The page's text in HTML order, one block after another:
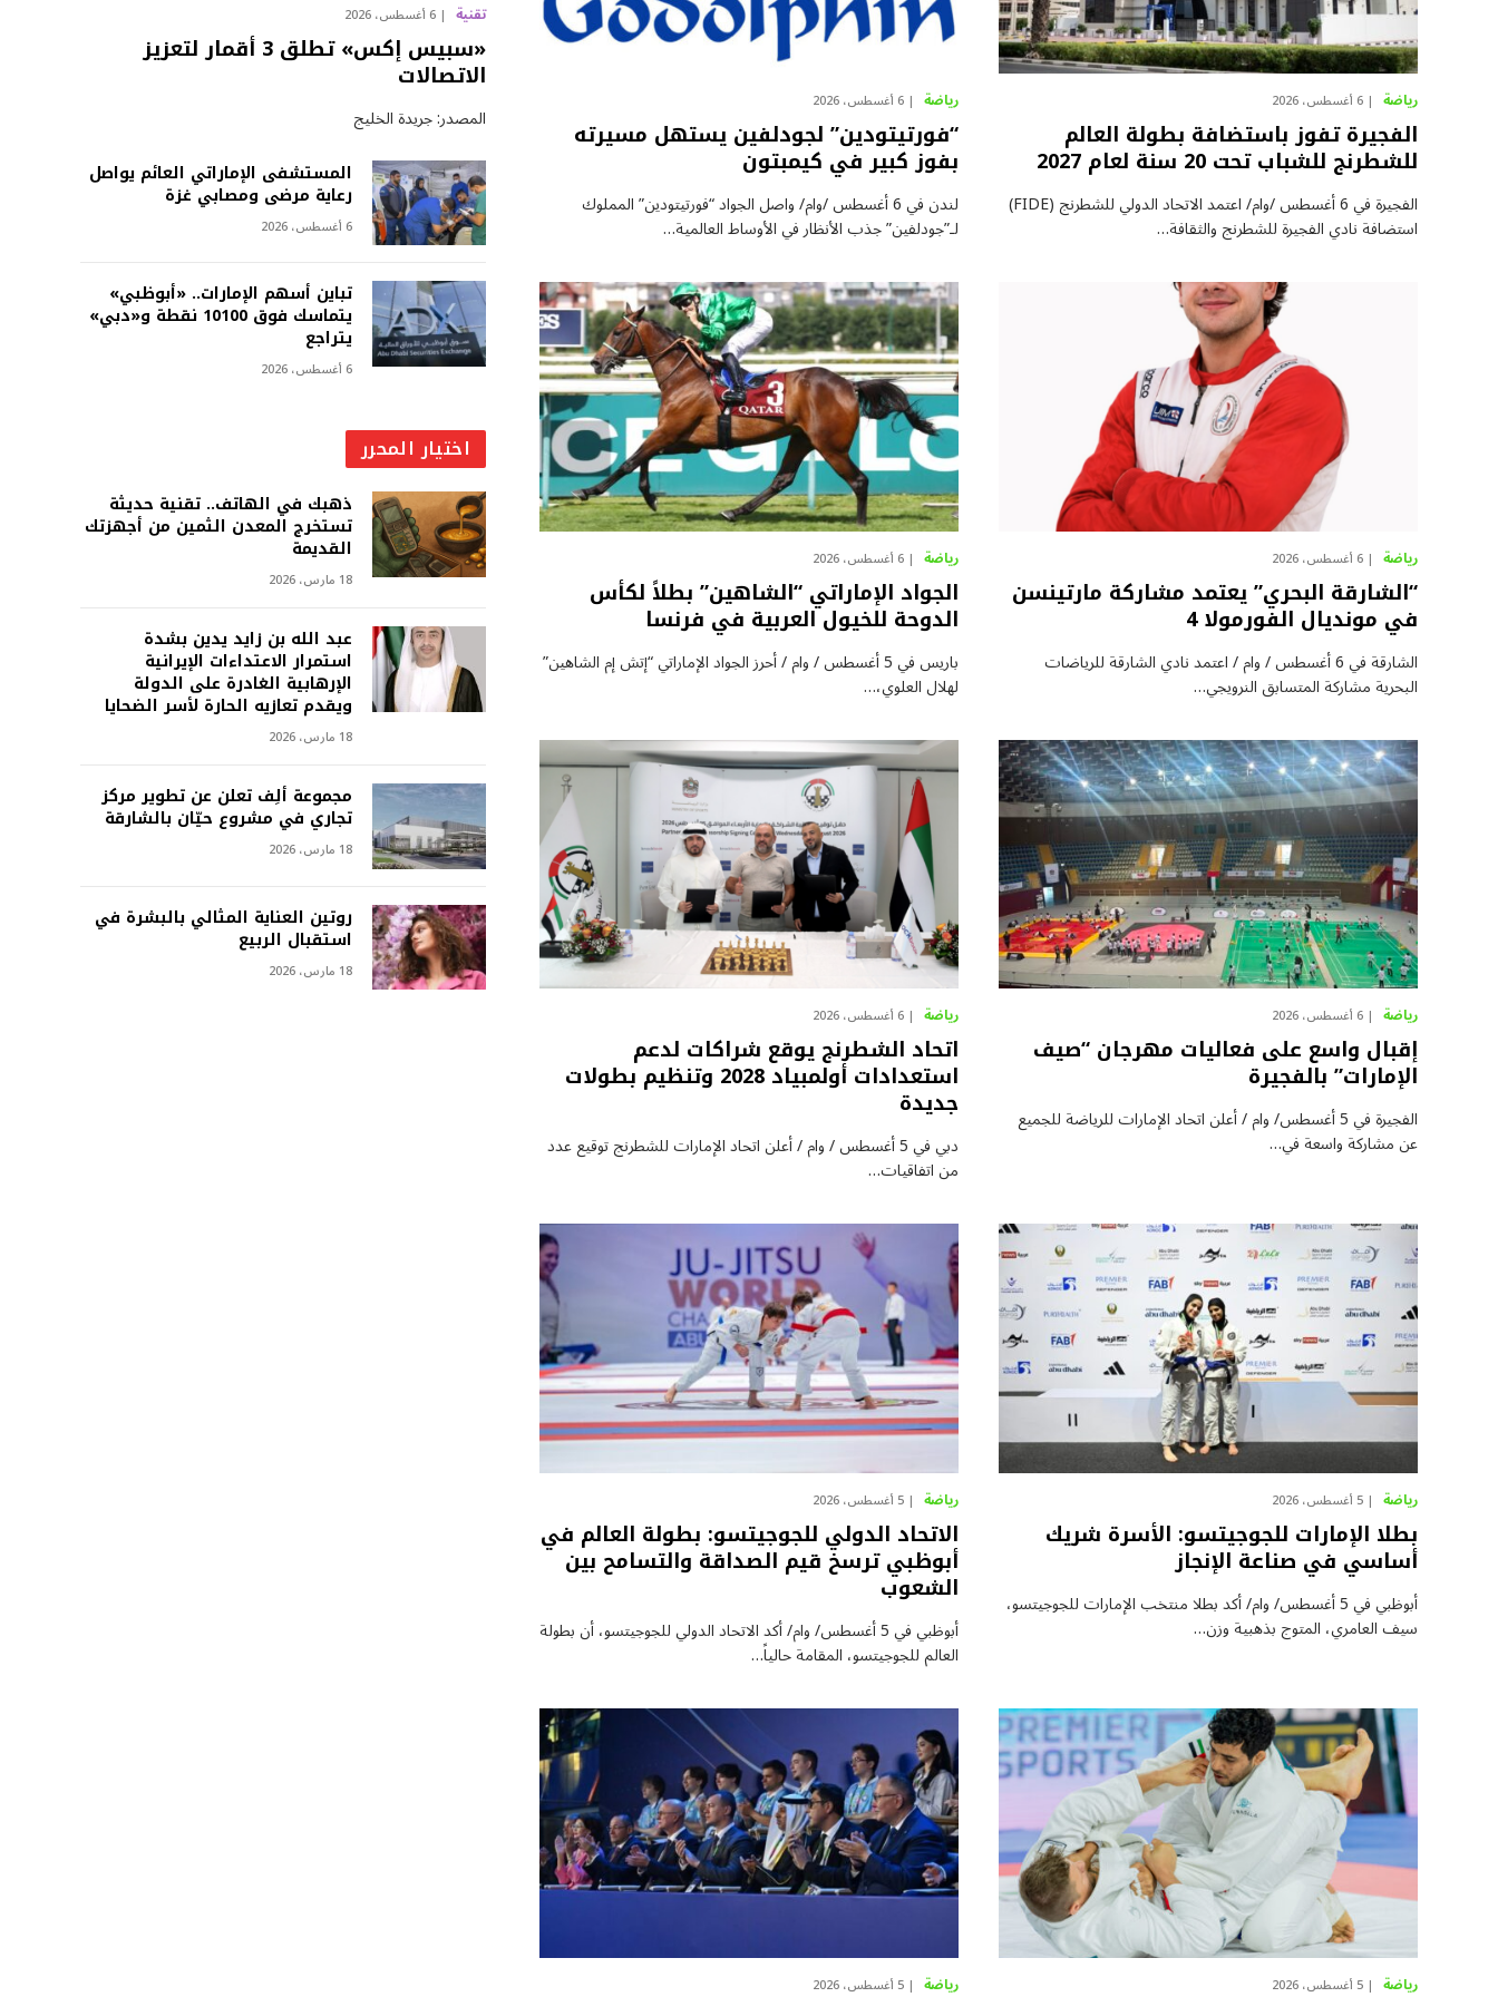
رياضة 6 أغسطس، 2026
الفجيرة تفوز باستضافة بطولة العالم
للشطرنج للشباب تحت 20 سنة لعام 2027
الفجيرة في 6 أغسطس /وام/ اعتمد الاتحاد الدولي للشطرنج (FIDE)
استضافة نادي الفجيرة للشطرنج والثقافة…
رياضة 6 أغسطس، 2026
“فورتيتودين” لجودلفين يستهل مسيرته
بفوز كبير في كيمبتون
لندن في 6 أغسطس /وام/ واصل الجواد “فورتيتودين” المملوك
لـ”جودلفين” جذب الأنظار في الأوساط العالمية…
رياضة 6 أغسطس، 2026
“الشارقة البحري” يعتمد مشاركة مارتينسن
في مونديال الفورمولا 4
الشارقة في 6 أغسطس / وام / اعتمد نادي الشارقة للرياضات
البحرية مشاركة المتسابق النرويجي…
رياضة 6 أغسطس، 2026
الجواد الإماراتي “الشاهين” بطلاً لكأس
الدوحة للخيول العربية في فرنسا
باريس في 5 أغسطس / وام / أحرز الجواد الإماراتي “إتش إم الشاهين”
لهلال العلوي،…
رياضة 6 أغسطس، 2026
إقبال واسع على فعاليات مهرجان “صيف
الإمارات” بالفجيرة
الفجيرة في 5 أغسطس/ وام / أعلن اتحاد الإمارات للرياضة للجميع
عن مشاركة واسعة في…
رياضة 6 أغسطس، 2026
اتحاد الشطرنج يوقع شراكات لدعم
استعدادات أولمبياد 2028 وتنظيم بطولات
جديدة
دبي في 5 أغسطس / وام / أعلن اتحاد الإمارات للشطرنج توقيع عدد
من اتفاقيات…
رياضة 5 أغسطس، 2026
بطلا الإمارات للجوجيتسو: الأسرة شريك
أساسي في صناعة الإنجاز
أبوظبي في 5 أغسطس/ وام/ أكد بطلا منتخب الإمارات للجوجيتسو،
سيف العامري، المتوج بذهبية وزن…
رياضة 5 أغسطس، 2026
الاتحاد الدولي للجوجيتسو: بطولة العالم في
أبوظبي ترسخ قيم الصداقة والتسامح بين
الشعوب
أبوظبي في 5 أغسطس/ وام/ أكد الاتحاد الدولي للجوجيتسو، أن بطولة
العالم للجوجيتسو، المقامة حالياً…
رياضة 5 أغسطس، 2026 رياضة 5 أغسطس، 2026
تقنية 6 أغسطس، 2026
«سبيس إكس» تطلق 3 أقمار لتعزيز
الاتصالات
المصدر: جريدة الخليج
المستشفى الإماراتي العائم يواصل
رعاية مرضى ومصابي غزة
6 أغسطس، 2026
تباين أسهم الإمارات.. «أبوظبي»
يتماسك فوق 10100 نقطة و«دبي»
يتراجع
6 أغسطس، 2026
اختيار المحرر
ذهبك في الهاتف.. تقنية حديثة
تستخرج المعدن الثمين من أجهزتك
القديمة
18 مارس، 2026
عبد الله بن زايد يدين بشدة
استمرار الاعتداءات الإيرانية
الإرهابية الغادرة على الدولة
ويقدم تعازيه الحارة لأسر الضحايا
18 مارس، 2026
مجموعة ألِف تعلن عن تطوير مركز
تجاري في مشروع حيّان بالشارقة
18 مارس، 2026
روتين العناية المثالي بالبشرة في
استقبال الربيع
18 مارس، 2026